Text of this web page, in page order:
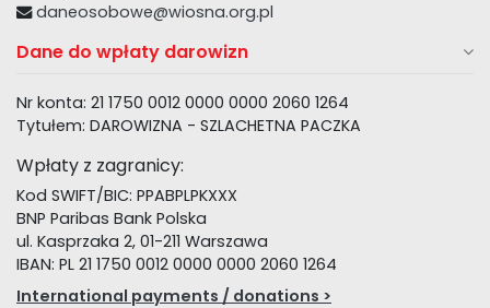
daneosobowe@wiosna.org.pl
Dane do wpłaty darowizn
Nr konta: 21 1750 0012 0000 0000 2060 1264
Tytułem: DAROWIZNA - SZLACHETNA PACZKA
Wpłaty z zagranicy:
Kod SWIFT/BIC: PPABPLPKXXX
BNP Paribas Bank Polska
ul. Kasprzaka 2, 01-211 Warszawa
IBAN: PL 21 1750 0012 0000 0000 2060 1264
International payments / donations >